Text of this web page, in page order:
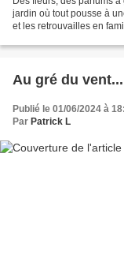
jardin où tout pousse à
et les retrouvailles en
Au gré du vent...
Publié le 01/06/2024 à
Par Patrick L